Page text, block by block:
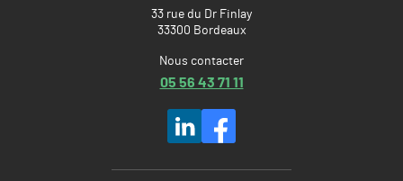
33 rue du Dr Finlay
33300 Bordeaux
Nous contacter
05 56 43 71 11